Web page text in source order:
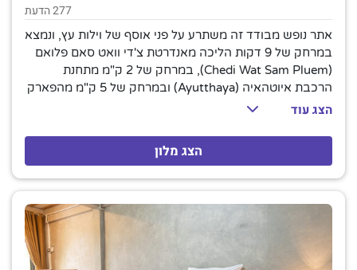
277 הדעת
אתר נופש מבודד זה משתרע על פני אוסף של וילות עץ, ונמצא
במרחק של 9 דקות הליכה מאנדרטת צ'די וואט סאם פלואם
(Chedi Wat Sam Pluem), במרחק של 2 ק"מ מתחנת
הרכבת איוטהאיה (Ayutthaya) ובמרחק של 5 ק"מ מהפארק
ההיסטורי איוטהאיה. החדרים והווילות הנעימים כוללים ריהוט
מיני בר ואמצעים להכנת תה וקפה. חדרי משפחה מוסיפים
מיטות נוספות. בכל הרובעים יש טרסות או מרפסות; וילות
מסוימות משקיפות לאגם. המתנות כוללות ארוחת בוקר
ושימוש באופניים מושאלים. המלון כולל ספא יום וגן טרופי,
כמו גם בריכה חיצונית ומרפסת שיזוף. סיורים מקומיים זמינים.
הצג עוד
הצג מלון